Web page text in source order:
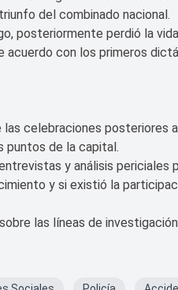
del combinado nacional.
posteriormente perdió la
acuerdo con los primeros
celebraciones posteriores
puntos de la capital.
y análisis periciales
y si existió la
las líneas de